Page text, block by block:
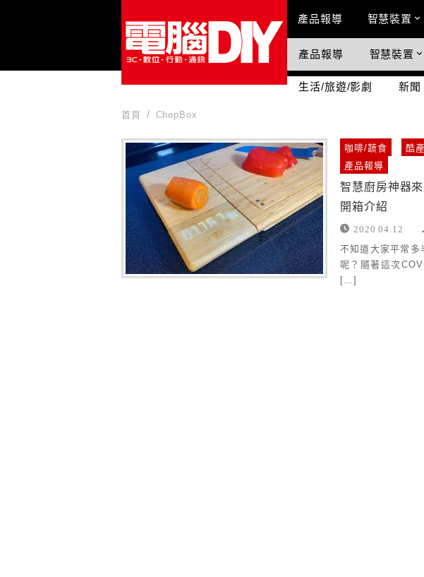
Main Menu
產品報導 智慧裝置
國際科技情報
產品報導 智慧裝置
生活/旅遊/影劇 新聞
首頁 ChopBox
ChopBox 咖啡/蔬食 酷
產品報導
智慧廚房神器
開箱介紹
2020.04.12
不知道大家平常多
呢？隨著這次
[…]